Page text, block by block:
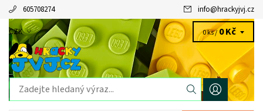
605708274 info@hrackyjvj.cz
CZK 0 ks /0 Kč